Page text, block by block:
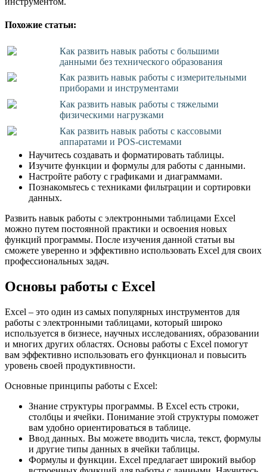
Похожие статьи:
Как развить навык работы с большими
данными без технического образования
Как развить навык работы с измерительными
приборами и инструментами
Как развить навык работы с тяжелыми
физическими нагрузками
Как развить навык работы с кассовыми
аппаратами и POS-системами
Научитесь создавать и форматировать таблицы.
Изучите функции и формулы для работы с данными.
Настройте работу с графиками и диаграммами.
Познакомьтесь с техниками фильтрации и сортировки
данных.
Развить навык работы с электронными таблицами Excel
можно путем постоянной практики и освоения новых
функций программы. После изучения данной статьи вы
сможете уверенно и эффективно использовать Excel для своих
профессиональных задач.
Основы работы с Excel
Excel – это один из самых популярных инструментов для
работы с электронными таблицами, который широко
используется в бизнесе, научных исследованиях, образовании
и многих других областях. Основы работы с Excel помогут
вам эффективно использовать его функционал и повысить
уровень своей продуктивности.
Основные принципы работы с Excel:
Знание структуры программы. В Excel есть строки,
столбцы и ячейки. Понимание этой структуры поможет
вам удобно ориентироваться в таблице.
Ввод данных. Вы можете вводить числа, текст, формулы
и другие типы данных в ячейки таблицы.
Формулы и функции. Excel предлагает широкий выбор